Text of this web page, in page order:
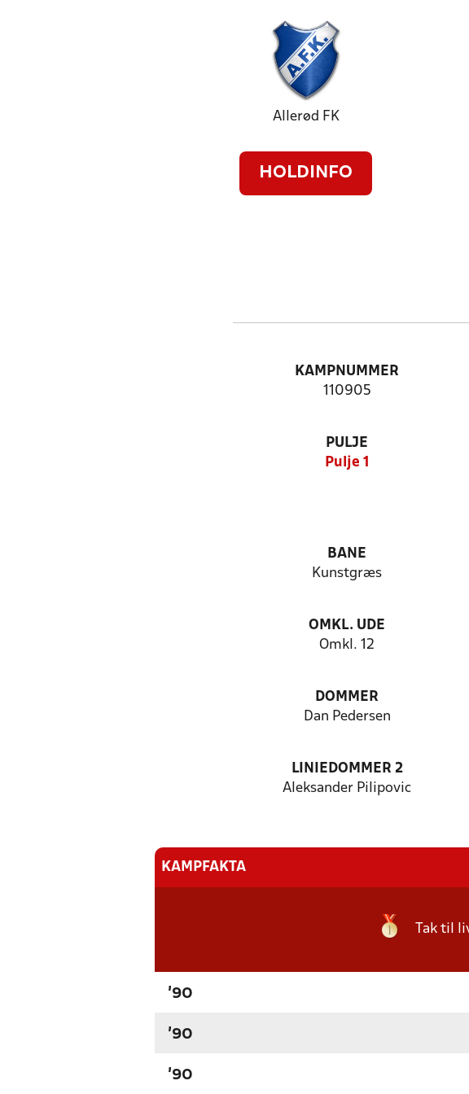
Allerød FK
HOLDINFO
KAMPNUMMER
110905
PULJE
Pulje 1
BANE
Kunstgræs
OMKL. UDE
Omkl. 12
DOMMER
Dan Pedersen
LINIEDOMMER 2
Aleksander Pilipovic
KAMPFAKTA
Tak til
'90
'90
'90